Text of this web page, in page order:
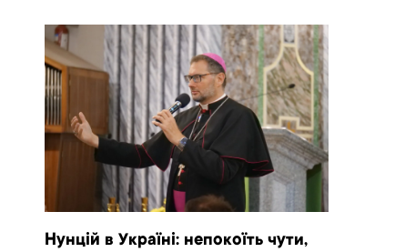
Нунцій в Україні: непокоїть чути,